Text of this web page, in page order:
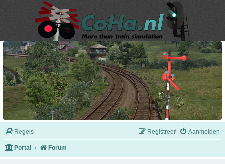
Regels Aanmelden
Registreer
Portal Forum